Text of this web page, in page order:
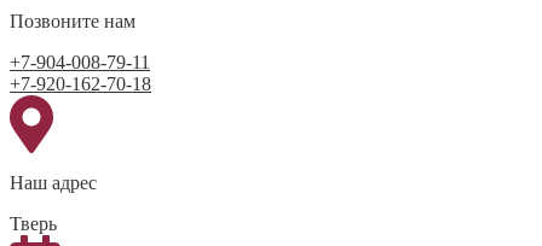
Позвоните нам
+7-904-008-79-11
+7-920-162-70-18
Наш адрес
Тверь